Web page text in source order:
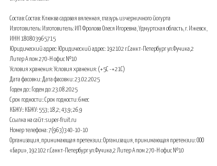
Состав: Состав: Клюква садовая вяленная, глазурь из черничного йогурта
Изготовитель: Изготовитель: ИП Фролова Олеся Игоревна, Удмуртская область, г. Ижевск,
ИНН 180803965715
Юридический адрес: Юридический адрес: 192102 г.Санкт-Петербург ул.Фучика,2
Литер А пом 270-H офис №10
Условия хранения: Условия хранения: (+5С -+21С)
Дата фасовки: Дата фасовки: 23.02.2025
Годен до:: Годен до: 23.08.2025
Срок годности:: Срок годности: 6мес
КБЖУ:: КБЖУ: 553; 18,2; 43,9; 26,9
Ссылка на сайт: super-fruit.ru
Номер телефона: 7(963)340-10-10
Организация, принимающая претензии: Организация, принимающая претензии: ООО
«Бари», 192102 г.Санкт-Петербург ул.Фучика,2 Литер А пом 270-H офис №10